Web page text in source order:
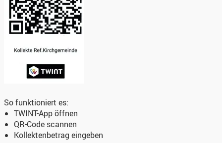
So funktioniert es:
TWINT-App öffnen
QR-Code scannen
Kollektenbetrag eingeben